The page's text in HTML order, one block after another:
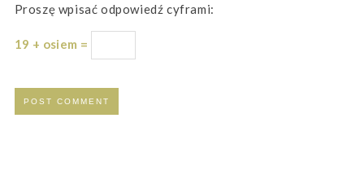
Proszę wpisać odpowiedź cyframi:
19 + osiem =